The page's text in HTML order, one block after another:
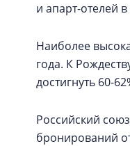
и апарт-отелей
Наиболее
года. К
достигнуть 60-
Российский
бронирований